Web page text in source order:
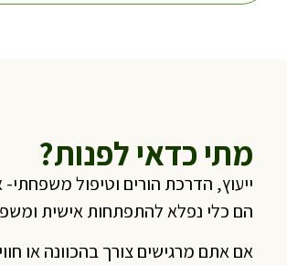
מתי כדאי לפנות?
ייעוץ, הדרכת הורים וטיפול
הם כלי נפלא להתפתחות אישית
אם אתם מרגישים צורך בהכוונה או